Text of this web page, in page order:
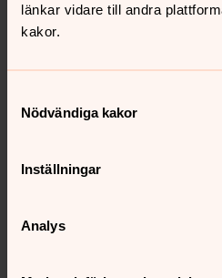
länkar vidare till andra
kakor.
Nödvändiga kakor
Inställningar
Analys